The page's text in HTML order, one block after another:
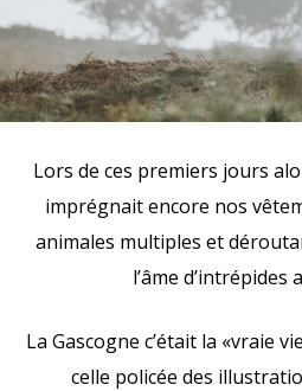
Lors de ces premiers jours
imprégnait encore nos
animales multiples et
l’âme d’intrépides
La Gascogne c’était la «vraie
celle policée des